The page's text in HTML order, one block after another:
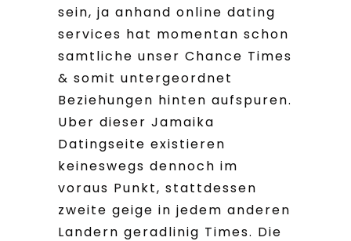
sein, ja anhand online dating
services hat momentan schon
samtliche unser Chance Times
& somit untergeordnet
Beziehungen hinten aufspuren.
Uber dieser Jamaika
Datingseite existieren
keineswegs dennoch im
voraus Punkt, stattdessen
zweite geige in jedem anderen
Landern geradlinig Times. Die